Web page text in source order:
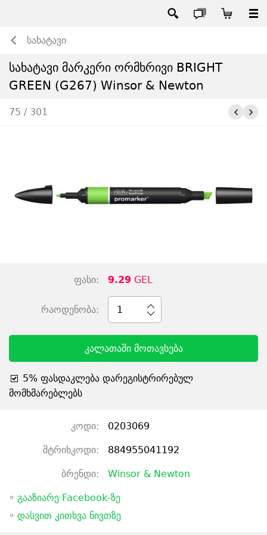
სახატავი
სახატავი მარკერი ორმხრივი BRIGHT
GREEN (G267) Winsor & Newton
75 / 301
ფასი: 9.29 GEL
რაოდენობა: 1
კალათაში მოთავსება
5% ფასდაკლება დარეგისტრირებულ
მომხმარებლებს
კოდი: 0203069
შტრიხკოდი: 884955041192
ბრენდი: Winsor & Newton
◦ გააზიარე Facebook-ზე
◦ დასვით კითხვა ნივთზე